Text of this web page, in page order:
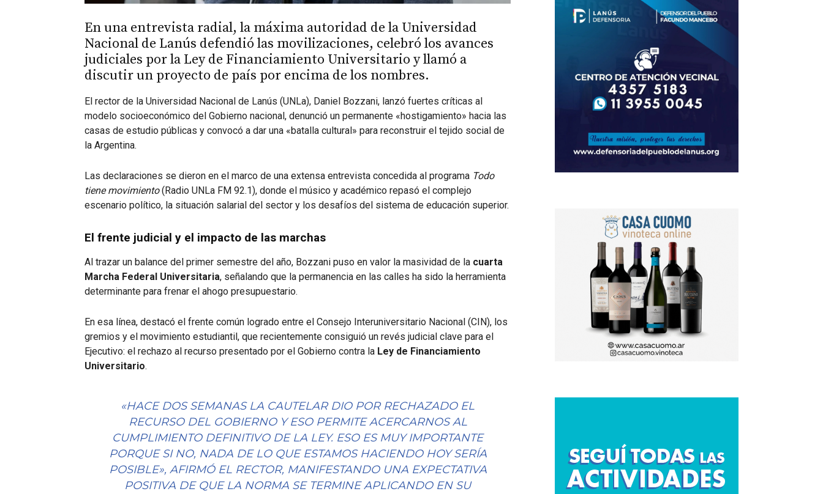
En una entrevista radial, la máxima autoridad de la Universidad
Nacional de Lanús defendió las movilizaciones, celebró los avances
judiciales por la Ley de Financiamiento Universitario y llamó a
discutir un proyecto de país por encima de los nombres.
El rector de la Universidad Nacional de Lanús (UNLa), Daniel Bozzani, lanzó fuertes críticas al
modelo socioeconómico del Gobierno nacional, denunció un permanente «hostigamiento» hacia las
casas de estudio públicas y convocó a dar una «batalla cultural» para reconstruir el tejido social de
la Argentina.
Las declaraciones se dieron en el marco de una extensa entrevista concedida al programa Todo
tiene movimiento(Radio UNLa FM 92.1), donde el músico y académico repasó el complejo
escenario político, la situación salarial del sector y los desafíos del sistema de educación superior.
El frente judicial y el impacto de las marchas
Al trazar un balance del primer semestre del año, Bozzani puso en valor la masividad de la cuarta
Marcha Federal Universitaria, señalando que la permanencia en las calles ha sido la herramienta
determinante para frenar el ahogo presupuestario.
En esa línea, destacó el frente común logrado entre el Consejo Interuniversitario Nacional (CIN), los
gremios y el movimiento estudiantil, que recientemente consiguió un revés judicial clave para el
Ejecutivo: el rechazo al recurso presentado por el Gobierno contra la Ley de Financiamiento
Universitario.
«HACE DOS SEMANAS LA CAUTELAR DIO POR RECHAZADO EL
RECURSO DEL GOBIERNO Y ESO PERMITE ACERCARNOS AL
CUMPLIMIENTO DEFINITIVO DE LA LEY. ESO ES MUY IMPORTANTE
PORQUE SI NO, NADA DE LO QUE ESTAMOS HACIENDO HOY SERÍA
POSIBLE», AFIRMÓ EL RECTOR, MANIFESTANDO UNA EXPECTATIVA
POSITIVA DE QUE LA NORMA SE TERMINE APLICANDO EN SU